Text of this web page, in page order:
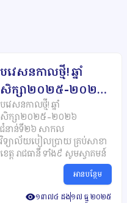
បវេសនកាលថ្មី!ឆ្នាំ
សិក្សា២០២៥-២០២៦
ជំនាន់ទី២៦សាកល
វិទ្យាល័យបៀលប្រាយ
គ្រប់សាខាខេត្តរាជធានី
ទាំង៩សូមស្វាគមន៍
បវេសនកាលថ្មី! ឆ្នាំ
សិក្សា២០២៥-២០២៦
ជំនាន់ទី២៦ សាកល
វិទ្យាល័យបៀលប្រាយ គ្រប់សាខា
ខេត្ត រាជធានី ទាំង៩ សូមស្វាគមន៍
អានបន្ថែម
១៣៧៤ ដង១៧ ធ្នូ ២០២៥